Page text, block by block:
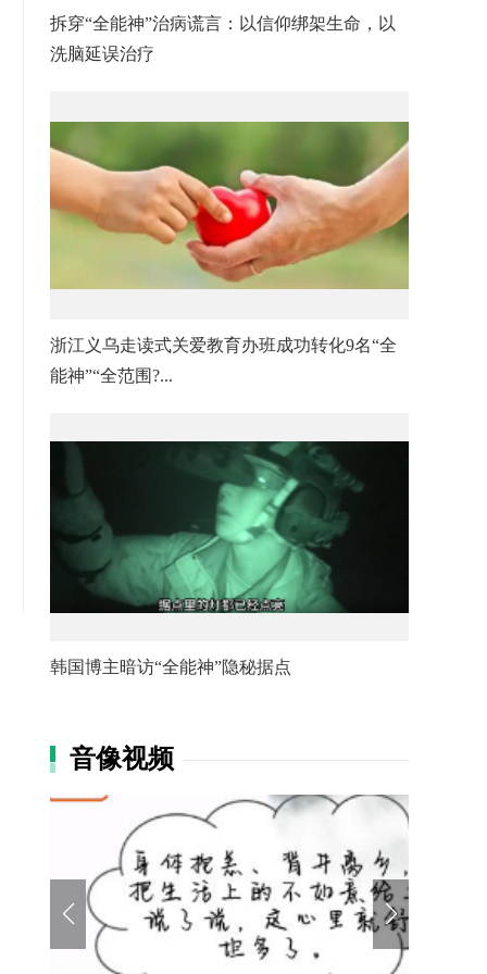
拆穿“全能神”治病谎言：以信仰绑架生命，以
洗脑延误治疗
浙江义乌走读式关爱教育办班成功转化9名“全
能神”“全范围?...
韩国博主暗访“全能神”隐秘据点
音像视频